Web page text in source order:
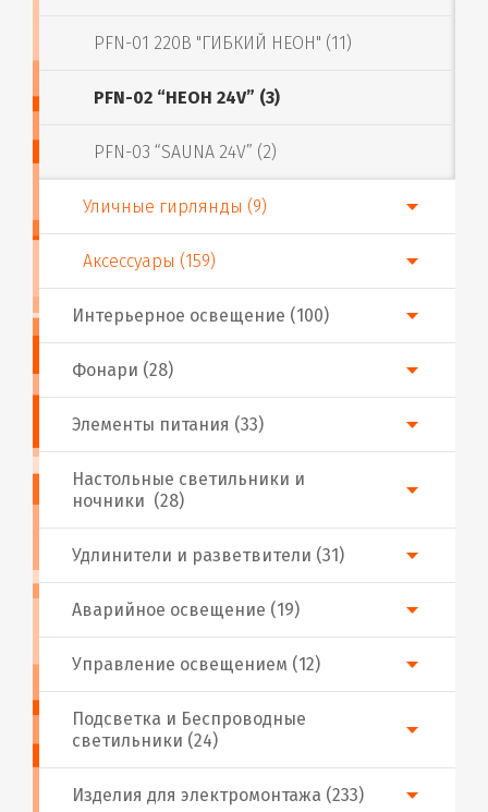
Фонари (28)
Аварийное освещение (19)
Настольные светильники и
ночники (28)
Подсветка и Беспроводные
светильники (24)
Интерьерное освещение (100)
Изделия для электромонтажа (233)
PFN-01 220В "ГИБКИЙ НЕОН" (11)
PFN-02 “НЕОН 24V” (3)
PFN-03 “SAUNA 24V” (2)
Уличные гирлянды (9)
Аксессуары (159)
Удлинители и разветвители (31)
Управление освещением (12)
Элементы питания (33)